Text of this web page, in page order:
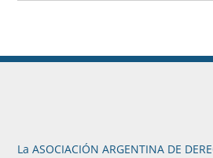
La ASOCIACIÓN ARGENTINA DE